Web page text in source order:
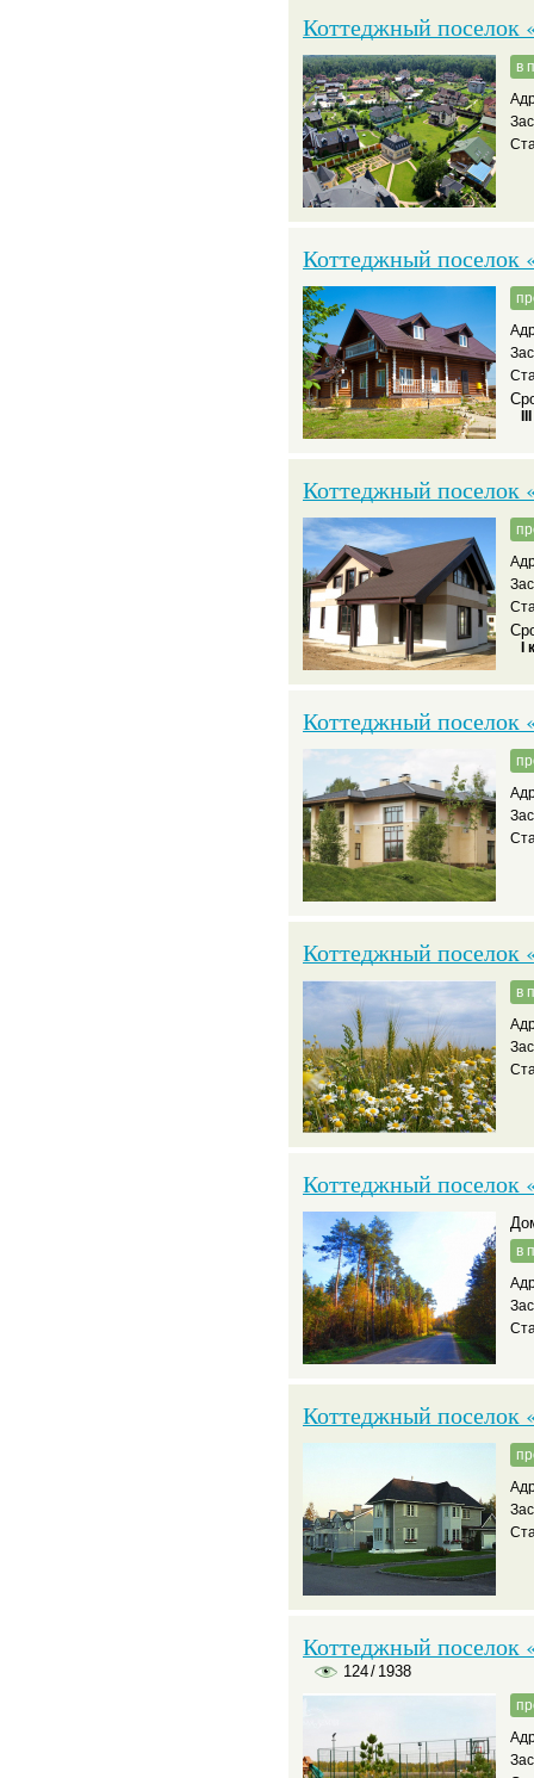
Коттеджный поселок
в
Коттеджный поселок
Коттеджный поселок
I
Коттеджный поселок
Коттеджный поселок
в
Коттеджный поселок
в
Коттеджный поселок
Коттеджный поселок
124/ 1938